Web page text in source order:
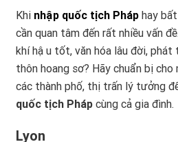
Khi nhập quốc tịch Pháp hay
cần quan tâm đến rất nhiều vấn
khí hậu tốt, văn hóa lâu đời, phát
thôn hoang sơ? Hãy chuẩn bị
các thành phố, thị trấn lý tưởng
quốc tịch Pháp cùng cả gia đình.
Lyon